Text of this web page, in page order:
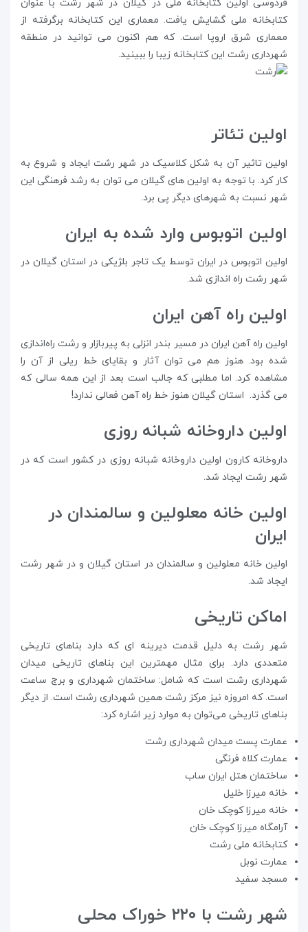
فردوسی اولین کتابخانه ملی در گیلان در شهر رشت با عنوان
کتابخانه ملی گشایش یافت. معماری این کتابخانه برگرفته از
معماری شرق اروپا است. که هم اکنون می توانید در منطقه
شهرداری رشت این کتابخانه زیبا را ببینید.
اولین تئاتر
اولین تاثیر آن به شکل کلاسیک در شهر رشت ایجاد و شروع به
کار کرد. با توجه به اولین های گیلان می توان به رشد فرهنگی این
شهر نسبت به شهرهای دیگر پی برد.
اولین اتوبوس وارد شده به ایران
اولین اتوبوس در ایران توسط یک تاجر بلژیکی در استان گیلان در
شهر رشت راه اندازی شد.
اولین راه آهن ایران
اولین راه آهن ایران در مسیر بندر انزلی به پیربازار و رشت راه‌اندازی
شده بود. هنوز هم می توان آثار و بقایای خط ریلی از آن را
مشاهده کرد. اما مطلبی که جالب است بعد از این همه سالی که
می گذرد. استان گیلان هنوز خط راه آهن فعالی ندارد!
اولین داروخانه شبانه روزی
داروخانه کارون اولین داروخانه شبانه روزی در کشور است که در
شهر رشت ایجاد شد.
اولین خانه معلولین و سالمندان در
ایران
اولین خانه معلولین و سالمندان در استان گیلان و در شهر رشت
ایجاد شد.
اماکن تاریخی
شهر رشت به دلیل قدمت دیرینه ای که دارد بناهای تاریخی
متعددی دارد. برای مثال مهمترین این بناهای تاریخی میدان
شهرداری رشت است که شامل: ساختمان شهرداری و برج ساعت
است. که امروزه نیز مرکز رشت همین شهرداری رشت است. از دیگر
بناهای تاریخی می‌توان به موارد زیر اشاره کرد:
عمارت پست میدان شهرداری رشت
عمارت کلاه فرنگی
ساختمان هتل ایران ساب
خانه میرزا خلیل
خانه میرزا کوچک خان
آرامگاه میرزا کوچک خان
کتابخانه ملی رشت
عمارت نوبل
مسجد سفید
شهر رشت با ۲۲۰ خوراک محلی